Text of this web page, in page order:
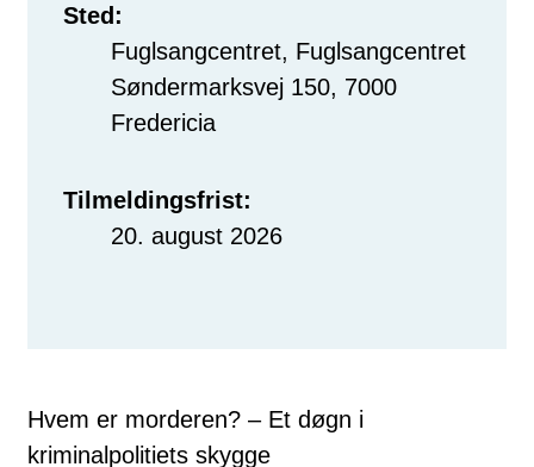
Sted:
Fuglsangcentret, Fuglsangcentret
Søndermarksvej 150, 7000
Fredericia
Tilmeldingsfrist:
20. august 2026
Hvem er morderen? – Et døgn i
kriminalpolitiets skygge